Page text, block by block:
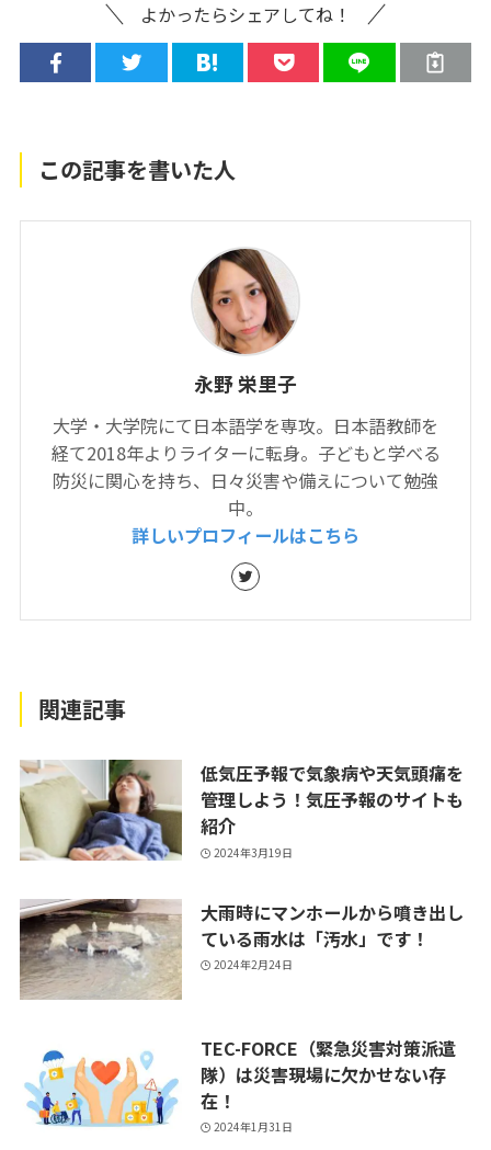
よかったらシェアしてね！
この記事を書いた人
永野 栄里子
大学・大学院にて日本語学を専攻。日本語教師を
経て2018年よりライターに転身。子どもと学べる
防災に関心を持ち、日々災害や備えについて勉強
中。
詳しいプロフィールはこちら
関連記事
低気圧予報で気象病や天気頭痛を
管理しよう！気圧予報のサイトも
紹介
2024年3月19日
大雨時にマンホールから噴き出し
ている雨水は「汚水」です！
2024年2月24日
TEC-FORCE（緊急災害対策派遣
隊）は災害現場に欠かせない存
在！
2024年1月31日